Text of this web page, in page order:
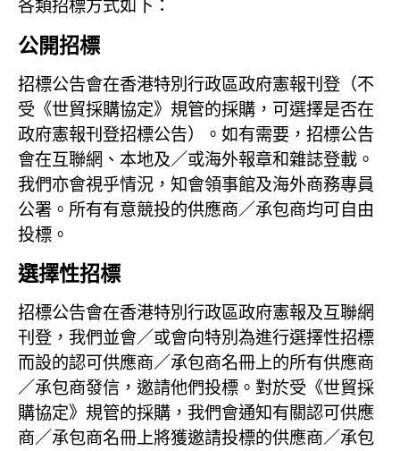
各類招標方式如下：
公開招標
招標公告會在香港特別行政區政府憲報刊登（不
受《世貿採購協定》規管的採購，可選擇是否在
政府憲報刊登招標公告）。如有需要，招標公告
會在互聯網、本地及／或海外報章和雜誌登載。
我們亦會視乎情況，知會領事館及海外商務專員
公署。所有有意競投的供應商／承包商均可自由
投標。
選擇性招標
招標公告會在香港特別行政區政府憲報及互聯網
刊登，我們並會／或會向特別為進行選擇性招標
而設的認可供應商／承包商名冊上的所有供應商
／承包商發信，邀請他們投標。對於受《世貿採
購協定》規管的採購，我們會通知有關認可供應
商／承包商名冊上將獲邀請投標的供應商／承包